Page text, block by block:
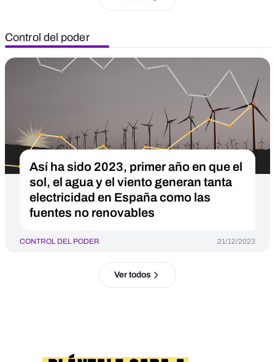
Control del poder
Así ha sido 2023, primer año en que el
sol, el agua y el viento generan tanta
electricidad en España como las
fuentes no renovables
CONTROL DEL PODER 21/12/2023
Ver todos